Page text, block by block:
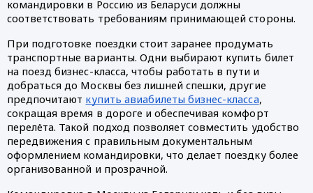
командировки в Россию из Беларуси должны
соответствовать требованиям принимающей стороны.
При подготовке поездки стоит заранее продумать
транспортные варианты. Одни выбирают купить билет
на поезд бизнес-класса, чтобы работать в пути и
добраться до Москвы без лишней спешки, другие
предпочитают купить авиабилеты бизнес-класса,
сокращая время в дороге и обеспечивая комфорт
перелёта. Такой подход позволяет совместить удобство
передвижения с правильным документальным
оформлением командировки, что делает поездку более
организованной и прозрачной.